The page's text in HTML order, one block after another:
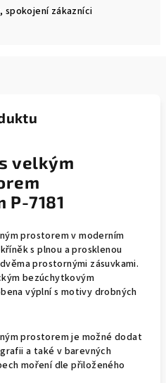
spokojení zákazníci
velkým
P-7181
prostorem v moderním
s plnou a prosklenou
prostornými zásuvkami.
bezúchytkovým
výplní s motivy drobných
prostorem je možné dodat
a také v barevných
moření dle přiloženého